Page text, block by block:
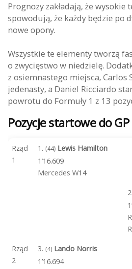
Prognozy zakładają, że
spowodują, że każdy będzie po
nowe opony.
Wszystkie te elementy tworzą
o zwycięstwo w niedzielę.
z osiemnastego miejsca, Carlos
jedenasty, a Daniel Ricciardo
powrotu do Formuły 1 z 13
Pozycje startowe do
Rząd
1
1. (44) Lewis Hamilton
1’16.609
Mercedes W14
2.
Rząd
2
3. (4) Lando Norris
1’16.694